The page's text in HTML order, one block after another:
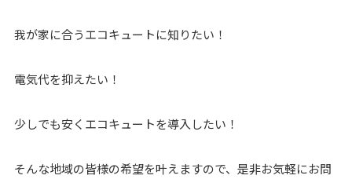
我が家に合うエコキュートに知りたい！
電気代を抑えたい！
少しでも安くエコキュートを導入したい！
そんな地域の皆様の希望を叶えますので、是非お気軽にお問